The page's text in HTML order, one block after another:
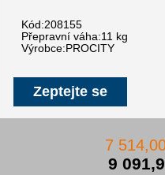
Kód:208155
Přepravní váha:11 kg
Výrobce:PROCITY
Zeptejte se
7
9